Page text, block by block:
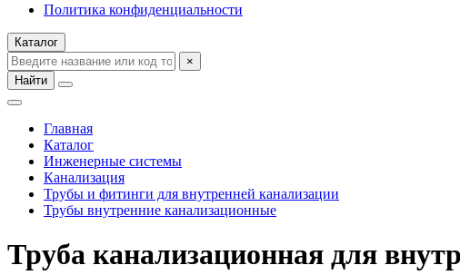
Политика конфиденциальности
Каталог
×
Найти
Главная
Каталог
Инженерные системы
Канализация
Трубы и фитинги для внутренней канализации
Трубы внутренние канализационные
Труба канализационная для